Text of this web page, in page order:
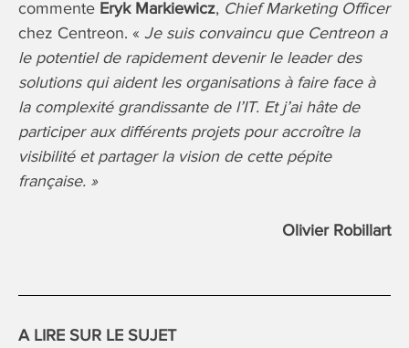
commente Eryk Markiewicz, Chief Marketing Officer
chez Centreon. « Je suis convaincu que Centreon a
le potentiel de rapidement devenir le leader des
solutions qui aident les organisations à faire face à
la complexité grandissante de l’IT. Et j’ai hâte de
participer aux différents projets pour accroître la
visibilité et partager la vision de cette pépite
française. »
Olivier Robillart
A LIRE SUR LE SUJET